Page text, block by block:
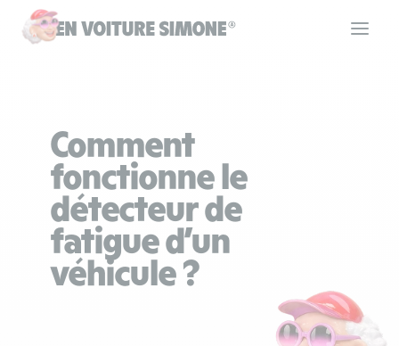
Permis de conduire
Allô Simone
Comment
fonctionne le
détecteur de
fatigue d’un
véhicule ?